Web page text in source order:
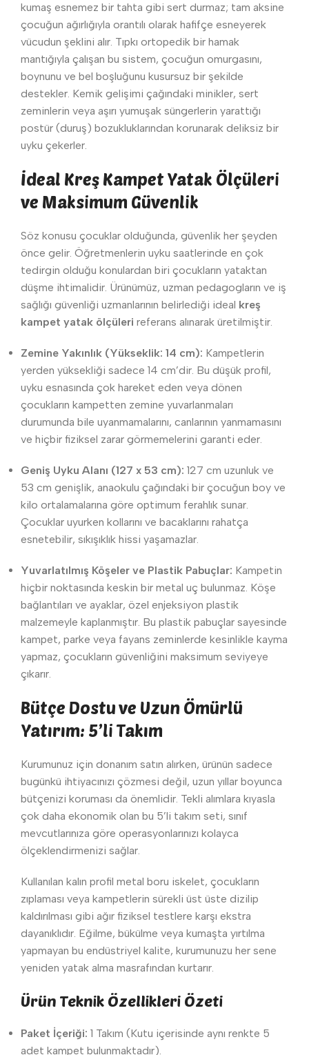
kumaş esnemez bir tahta gibi sert durmaz; tam aksine
çocuğun ağırlığıyla orantılı olarak hafifçe esneyerek
vücudun şeklini alır. Tıpkı ortopedik bir hamak
mantığıyla çalışan bu sistem, çocuğun omurgasını,
boynunu ve bel boşluğunu kusursuz bir şekilde
destekler. Kemik gelişimi çağındaki minikler, sert
zeminlerin veya aşırı yumuşak süngerlerin yarattığı
postür (duruş) bozukluklarından korunarak deliksiz bir
uyku çekerler.
İdeal Kreş Kampet Yatak Ölçüleri
ve Maksimum Güvenlik
Söz konusu çocuklar olduğunda, güvenlik her şeyden
önce gelir. Öğretmenlerin uyku saatlerinde en çok
tedirgin olduğu konulardan biri çocukların yataktan
düşme ihtimalidir. Ürünümüz, uzman pedagogların ve iş
sağlığı güvenliği uzmanlarının belirlediği ideal kreş
kampet yatak ölçüleri referans alınarak üretilmiştir.
Zemine Yakınlık (Yükseklik: 14 cm): Kampetlerin
yerden yüksekliği sadece 14 cm’dir. Bu düşük profil,
uyku esnasında çok hareket eden veya dönen
çocukların kampetten zemine yuvarlanmaları
durumunda bile uyanmamalarını, canlarının yanmamasını
ve hiçbir fiziksel zarar görmemelerini garanti eder.
Geniş Uyku Alanı (127 x 53 cm): 127 cm uzunluk ve
53 cm genişlik, anaokulu çağındaki bir çocuğun boy ve
kilo ortalamalarına göre optimum ferahlık sunar.
Çocuklar uyurken kollarını ve bacaklarını rahatça
esnetebilir, sıkışıklık hissi yaşamazlar.
Yuvarlatılmış Köşeler ve Plastik Pabuçlar: Kampetin
hiçbir noktasında keskin bir metal uç bulunmaz. Köşe
bağlantıları ve ayaklar, özel enjeksiyon plastik
malzemeyle kaplanmıştır. Bu plastik pabuçlar sayesinde
kampet, parke veya fayans zeminlerde kesinlikle kayma
yapmaz, çocukların güvenliğini maksimum seviyeye
çıkarır.
Bütçe Dostu ve Uzun Ömürlü
Yatırım: 5’li Takım
Kurumunuz için donanım satın alırken, ürünün sadece
bugünkü ihtiyacınızı çözmesi değil, uzun yıllar boyunca
bütçenizi koruması da önemlidir. Tekli alımlara kıyasla
çok daha ekonomik olan bu 5’li takım seti, sınıf
mevcutlarınıza göre operasyonlarınızı kolayca
ölçeklendirmenizi sağlar.
Kullanılan kalın profil metal boru iskelet, çocukların
zıplaması veya kampetlerin sürekli üst üste dizilip
kaldırılması gibi ağır fiziksel testlere karşı ekstra
dayanıklıdır. Eğilme, bükülme veya kumaşta yırtılma
yapmayan bu endüstriyel kalite, kurumunuzu her sene
yeniden yatak alma masrafından kurtarır.
Ürün Teknik Özellikleri Özeti
Paket İçeriği: 1 Takım (Kutu içerisinde aynı renkte 5
adet kampet bulunmaktadır).